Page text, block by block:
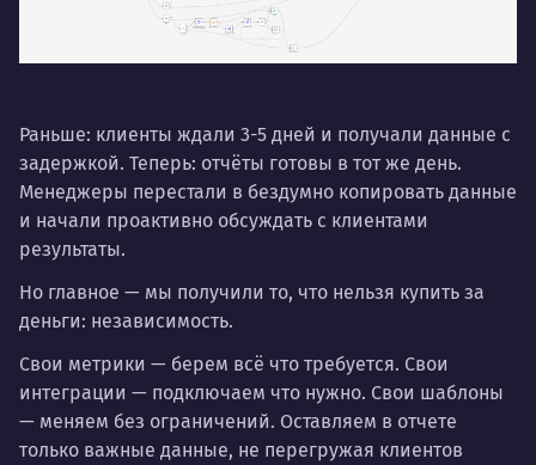
Раньше: клиенты ждали 3-5 дней и получали данные с
задержкой. Теперь: отчёты готовы в тот же день.
Менеджеры перестали в бездумно копировать данные
и начали проактивно обсуждать с клиентами
результаты.
Но главное — мы получили то, что нельзя купить за
деньги: независимость.
Свои метрики — берем всё что требуется. Свои
интеграции — подключаем что нужно. Свои шаблоны
— меняем без ограничений. Оставляем в отчете
только важные данные, не перегружая клиентов